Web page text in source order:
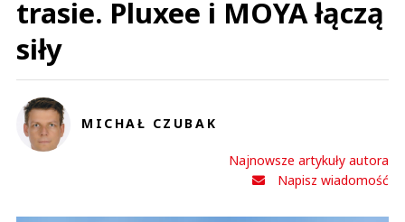
trasie. Pluxee i MOYA łączą
siły
MICHAŁ CZUBAK
Najnowsze artykuły autora
Napisz wiadomość